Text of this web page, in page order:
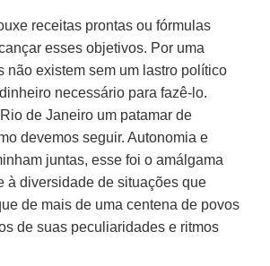
receitas prontas ou fórmulas
esses objetivos. Por uma
não existem sem um lastro político
necessário para fazê-lo.
de Janeiro um patamar de
devemos seguir. Autonomia e
juntas, esse foi o amálgama
à diversidade de situações que
de mais de uma centena de povos
de suas peculiaridades e ritmos